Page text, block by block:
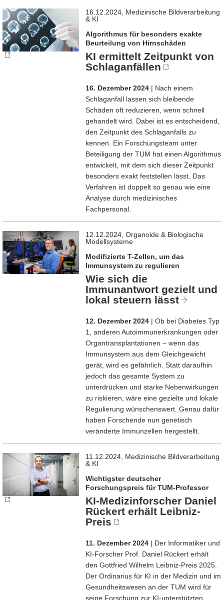
16.12.2024, Medizinische Bildverarbeitung
& KI
Algorithmus für besonders exakte
Beurteilung von Hirnschäden
KI ermittelt Zeitpunkt von
Schlaganfällen
16. Dezember 2024 | Nach einem
Schlaganfall lassen sich bleibende
Schäden oft reduzieren, wenn schnell
gehandelt wird. Dabei ist es entscheidend,
den Zeitpunkt des Schlaganfalls zu
kennen. Ein Forschungsteam unter
Beteiligung der TUM hat einen Algorithmus
entwickelt, mit dem sich dieser Zeitpunkt
besonders exakt feststellen lässt. Das
Verfahren ist doppelt so genau wie eine
Analyse durch medizinisches
Fachpersonal.
12.12.2024, Organoide & Biologische
Modellsysteme
Modifizierte T-Zellen, um das
Immunsystem zu regulieren
Wie sich die
Immunantwort gezielt und
lokal steuern lässt
12. Dezember 2024 | Ob bei Diabetes Typ
1, anderen Autoimmunerkrankungen oder
Organtransplantationen – wenn das
Immunsystem aus dem Gleichgewicht
gerät, wird es gefährlich. Statt daraufhin
jedoch das gesamte System zu
unterdrücken und starke Nebenwirkungen
zu riskieren, wäre eine gezielte und lokale
Regulierung wünschenswert. Genau dafür
haben Forschende nun genetisch
veränderte Immunzellen hergestellt.
11.12.2024, Medizinische Bildverarbeitung
& KI
Wichtigster deutscher
Forschungspreis für TUM-Professor
KI-Medizinforscher Daniel
Rückert erhält Leibniz-
Preis
11. Dezember 2024 | Der Informatiker und
KI-Forscher Prof. Daniel Rückert erhält
den Gottfried Wilhelm Leibniz-Preis 2025.
Der Ordinarius für KI in der Medizin und im
Gesundheitswesen an der TUM wird für
seine Forschung zur KI-unterstützten